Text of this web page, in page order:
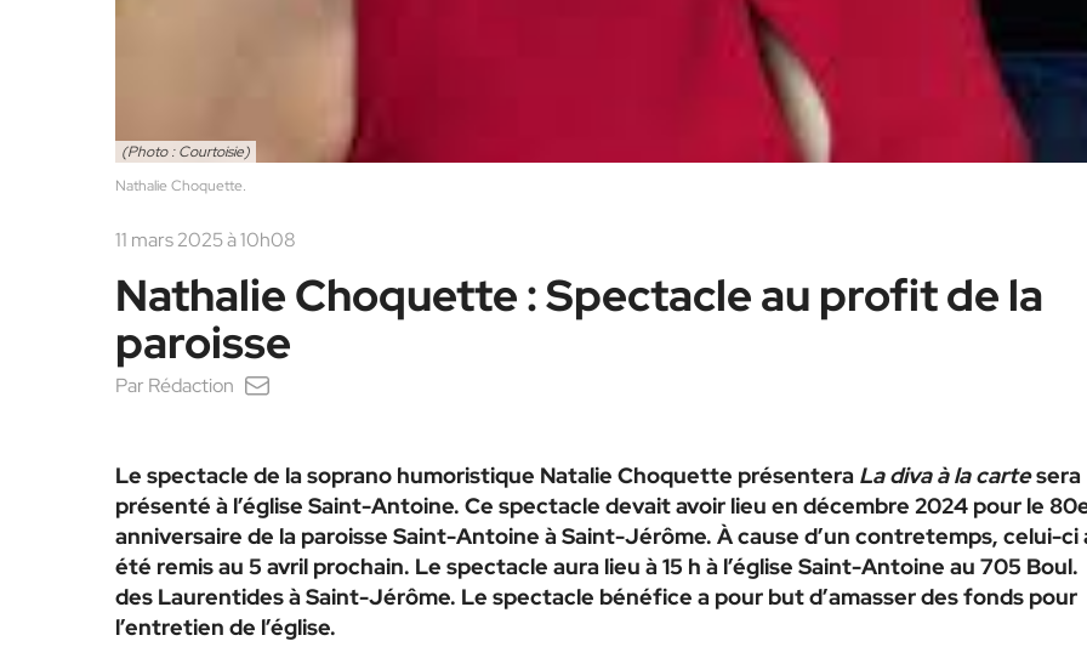
(Photo : Courtoisie)
Nathalie Choquette.
11 mars 2025 à 10h08
Nathalie Choquette : Spectacle au profit de la
paroisse
Par Rédaction
Le spectacle de la soprano humoristique Natalie Choquette présentera La diva à la cartesera
présenté à l’église Saint-Antoine. Ce spectacle devait avoir lieu en décembre 2024 pour le
anniversaire de la paroisse Saint-Antoine à Saint-Jérôme. À cause d’un contretemps, celui-ci
été remis au 5 avril prochain. Le spectacle aura lieu à 15 h à l’église Saint-Antoine au 705 Boul.
des Laurentides à Saint-Jérôme. Le spectacle bénéfice a pour but d’amasser des fonds pour
l’entretien de l’église.